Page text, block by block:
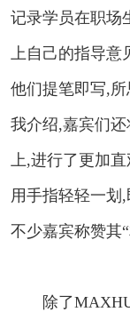
记录学员在职场
上自己的指导意
他们提笔即写,
我介绍,嘉宾们
上,进行了更加
用手指轻轻一划
不少嘉宾称赞其“
除了